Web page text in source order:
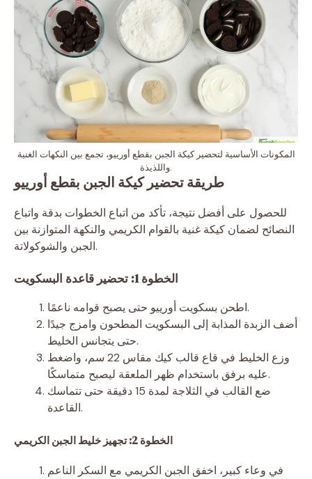
المكونات الأساسية لتحضير كيكة الجبن بقطع أورييو، تجمع بين النكهات الغنية
واللذيذة.
طريقة تحضير كيكة الجبن بقطع أورييو
للحصول على أفضل نتيجة، تأكد من اتباع الخطوات بدقة واتباع
النصائح لضمان كيكة غنية بالقوام الكريمي والنكهة المتوازنة بين
الجبن والشوكولاتة.
الخطوة 1: تحضير قاعدة البسكويت
اطحن بسكويت أورييو حتى يصبح قوامه ناعمًا.
أضف الزبدة المذابة إلى البسكويت المطحون وامزج جيدًا
حتى يتجانس الخليط.
وزع الخليط في قاع قالب كيك مقاس 22 سم، واضغط
عليه برفق باستخدام ظهر الملعقة ليصبح متماسكًا.
ضع القالب في الثلاجة لمدة 15 دقيقة حتى تتماسك
القاعدة.
الخطوة 2: تجهيز خليط الجبن الكريمي
في وعاء كبير، اخفق الجبن الكريمي مع السكر الناعم